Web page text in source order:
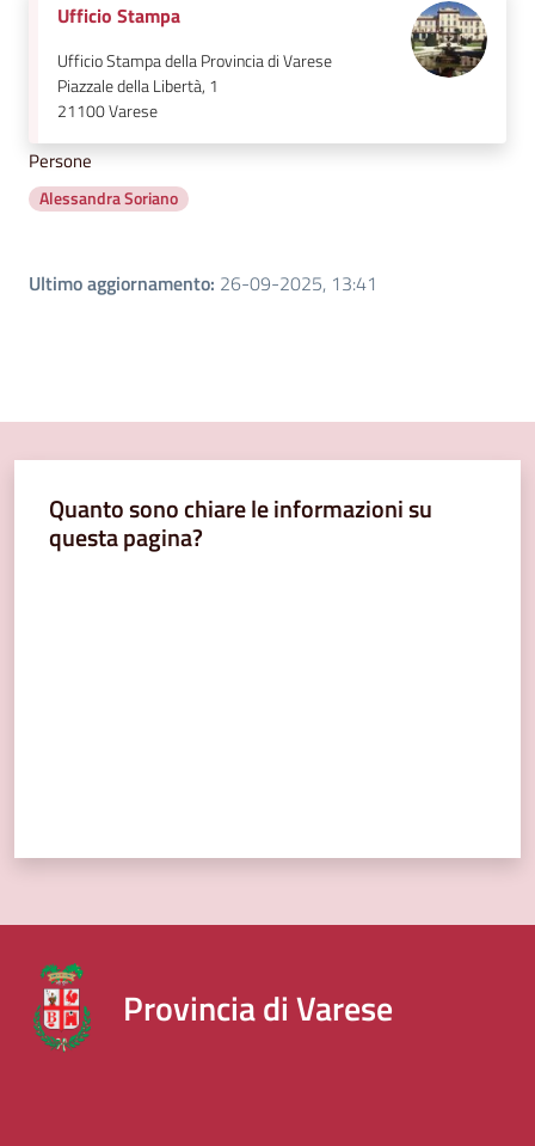
Ufficio Stampa
Ufficio Stampa della Provincia di Varese
Piazzale della Libertà, 1
21100Varese
Persone
Alessandra Soriano
Ultimo aggiornamento: 26-09-2025, 13:41
Quanto sono chiare le informazioni su
questa pagina?
Provincia di Varese